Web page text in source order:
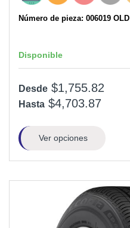
Número de pieza: 006019 OLD
Disponible
Desde $1,755.82
Hasta $4,703.87
Ver opciones